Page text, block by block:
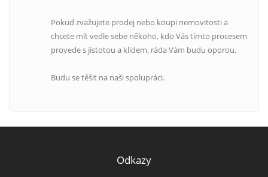
Pokud zvažujete prodej nebo koupi nemovitosti a
chcete mít vedle sebe někoho, kdo Vás tímto procesem
provede s jistotou a klidem, ráda Vám budu oporou.
Budu se těšit na naši spolupráci.
Odkazy